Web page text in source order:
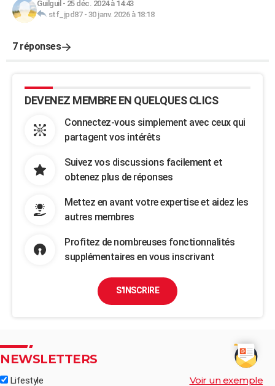
Guilguil - 25 déc. 2024 à 14:43
stf_jpd87- 30 janv. 2026 à 18:18
7 réponses
DEVENEZ MEMBRE EN QUELQUES CLICS
Connectez-vous simplement avec ceux qui
partagent vos intérêts
Suivez vos discussions facilement et
obtenez plus de réponses
Mettez en avant votre expertise et aidez les
autres membres
Profitez de nombreuses fonctionnalités
supplémentaires en vous inscrivant
S'INSCRIRE
NEWSLETTERS
Lifestyle Voir un exemple